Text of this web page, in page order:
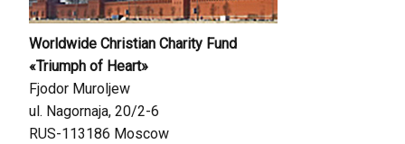
Worldwide Christian Charity Fund
«Triumph of Heart»
Fjodor Muroljew
ul. Nagornaja, 20/2-6
RUS-113186 Moscow